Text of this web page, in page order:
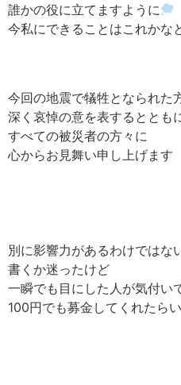
誰かの役に立てますように
今私にできることはこれかな
今回の地震で犠牲となられた
深く哀悼の意を表するととも
すべての被災者の方々に
心からお見舞い申し上げます
別に影響力があるわけではな
書くか迷ったけど
一瞬でも目にした人が気付い
100円でも募金してくれたら